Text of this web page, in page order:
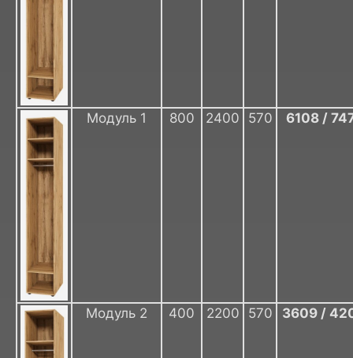
Модуль 1 800 2400 570 6108 /
Модуль 2 400 2200 570 3609 /